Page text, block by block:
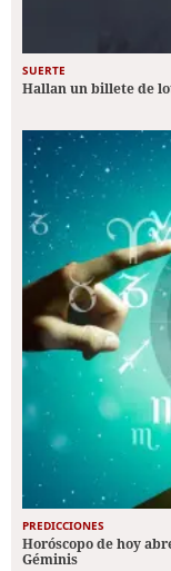
SUERTE
Hallan un billete de
PREDICCIONES
Horóscopo de hoy
Géminis